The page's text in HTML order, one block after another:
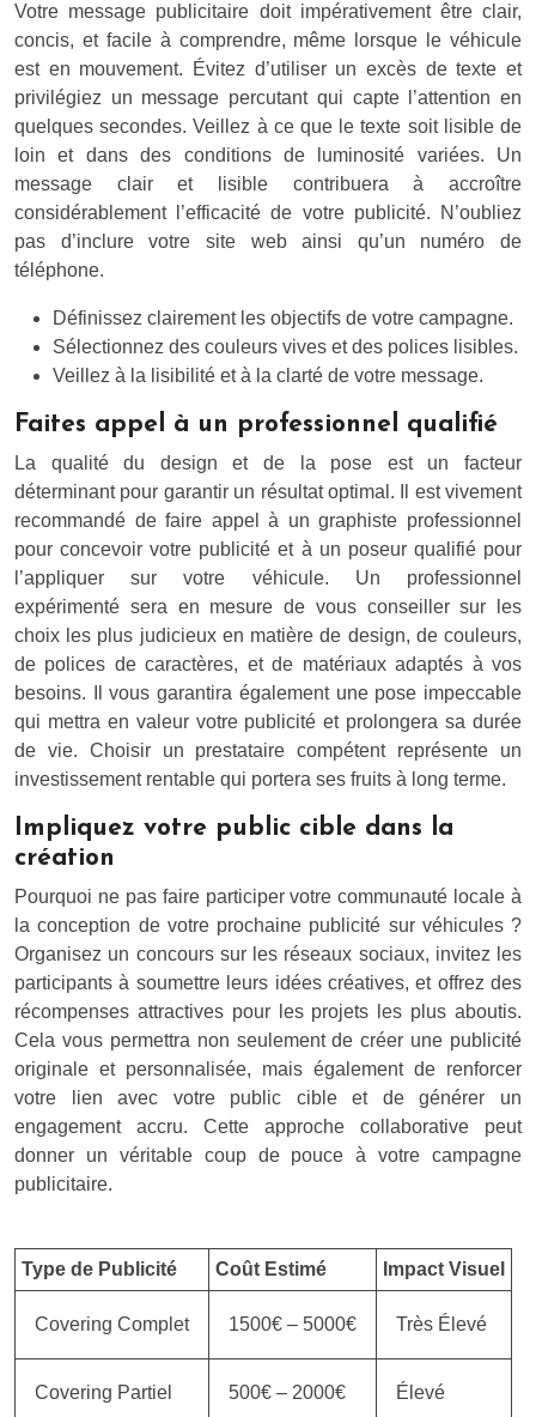
Votre message publicitaire doit impérativement être clair,
concis, et facile à comprendre, même lorsque le véhicule
est en mouvement. Évitez d’utiliser un excès de texte et
privilégiez un message percutant qui capte l’attention en
quelques secondes. Veillez à ce que le texte soit lisible de
loin et dans des conditions de luminosité variées. Un
message clair et lisible contribuera à accroître
considérablement l’efficacité de votre publicité. N’oubliez
pas d’inclure votre site web ainsi qu’un numéro de
téléphone.
Définissez clairement les objectifs de votre campagne.
Sélectionnez des couleurs vives et des polices lisibles.
Veillez à la lisibilité et à la clarté de votre message.
Faites appel à un professionnel qualifié
La qualité du design et de la pose est un facteur
déterminant pour garantir un résultat optimal. Il est vivement
recommandé de faire appel à un graphiste professionnel
pour concevoir votre publicité et à un poseur qualifié pour
l’appliquer sur votre véhicule. Un professionnel
expérimenté sera en mesure de vous conseiller sur les
choix les plus judicieux en matière de design, de couleurs,
de polices de caractères, et de matériaux adaptés à vos
besoins. Il vous garantira également une pose impeccable
qui mettra en valeur votre publicité et prolongera sa durée
de vie. Choisir un prestataire compétent représente un
investissement rentable qui portera ses fruits à long terme.
Impliquez votre public cible dans la
création
Pourquoi ne pas faire participer votre communauté locale à
la conception de votre prochaine publicité sur véhicules ?
Organisez un concours sur les réseaux sociaux, invitez les
participants à soumettre leurs idées créatives, et offrez des
récompenses attractives pour les projets les plus aboutis.
Cela vous permettra non seulement de créer une publicité
originale et personnalisée, mais également de renforcer
votre lien avec votre public cible et de générer un
engagement accru. Cette approche collaborative peut
donner un véritable coup de pouce à votre campagne
publicitaire.
Type de Publicité Coût Estimé Impact Visuel
Covering Complet 1500€ – 5000€ Très Élevé
Covering Partiel 500€ – 2000€ Élevé